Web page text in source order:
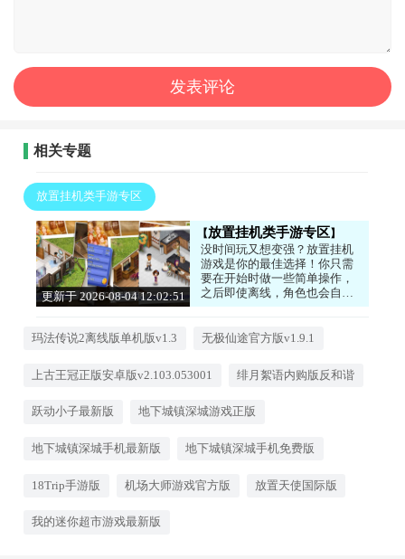
相关专题
放置挂机类手游专区
更新于 2026-08-04 12:02:51
放置挂机类手游专区
没时间玩又想变强？放置挂机
游戏是你的最佳选择！你只需
要在开始时做一些简单操作，
之后即使离线，角色也会自动
打怪、升级、获取资源。无论
都能让你轻松享受成长的乐
班族和学生党，快来体验吧！
玛法传说2离线版单机版v1.3 无极仙途官方版v1.9.1
上古王冠正版安卓版v2.103.053001 绯月絮语内购版反和谐
跃动小子最新版 地下城镇深城游戏正版
地下城镇深城手机最新版 地下城镇深城手机免费版
18Trip手游版 机场大师游戏官方版 放置天使国际版
我的迷你超市游戏最新版